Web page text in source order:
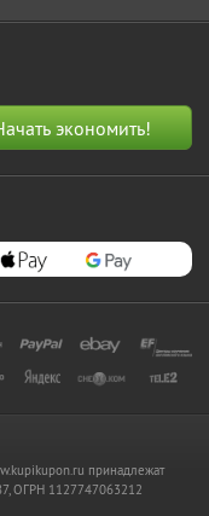
принадлежат
ОГРН 1127747063212